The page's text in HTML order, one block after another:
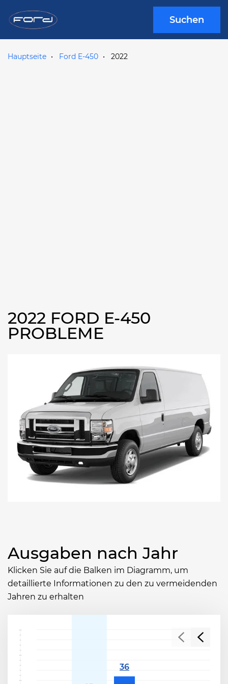
Suchen
Hauptseite Ford E-450 2022
2022 FORD E-450
PROBLEME
Ausgaben nach Jahr
Klicken Sie auf die Balken im Diagramm, um
detaillierte Informationen zu den zu vermeidenden
Jahren zu erhalten